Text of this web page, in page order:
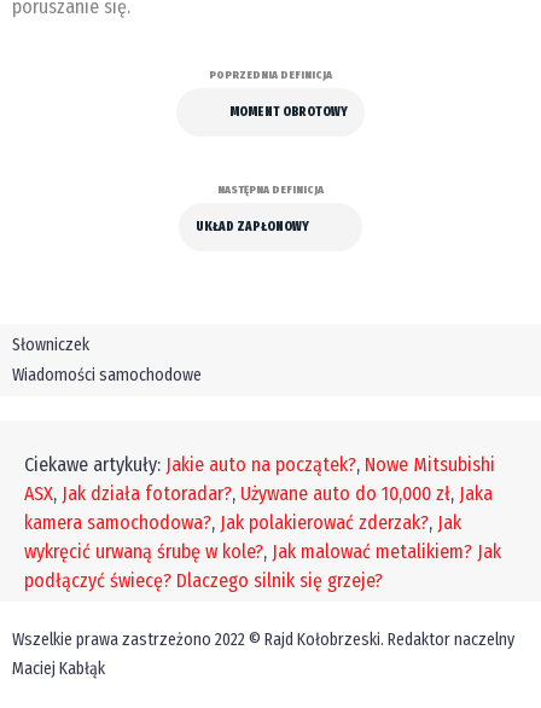
poruszanie się.
POPRZEDNIA DEFINICJA
MOMENT OBROTOWY
NASTĘPNA DEFINICJA
UKŁAD ZAPŁONOWY
Słowniczek
Wiadomości samochodowe
Ciekawe artykuły: Jakie auto na początek?, Nowe Mitsubishi
ASX, Jak działa fotoradar?, Używane auto do 10,000 zł, Jaka
kamera samochodowa?, Jak polakierować zderzak?, Jak
wykręcić urwaną śrubę w kole?, Jak malować metalikiem? Jak
podłączyć świecę? Dlaczego silnik się grzeje?
Wszelkie prawa zastrzeżono 2022 © Rajd Kołobrzeski. Redaktor naczelny
Maciej Kabłąk